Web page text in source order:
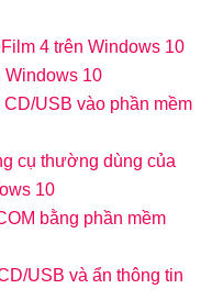
4 trên Windows 10
Windows 10
USB vào phần mềm
cụ thường dùng của
10
bằng phần mềm
USB và ẩn thông tin